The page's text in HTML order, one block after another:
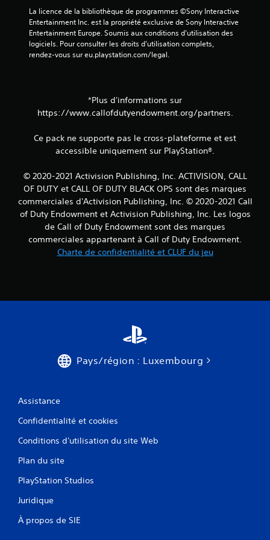
La licence de la bibliothèque de programmes ©Sony Interactive
Entertainment Inc. est la propriété exclusive de Sony Interactive
Entertainment Europe. Soumis aux conditions d’utilisation des
logiciels. Pour consulter les droits d’utilisation complets,
rendez-vous sur eu.playstation.com/legal.
*Plus d'informations sur
https://www.callofdutyendowment.org/partners.
Ce pack ne supporte pas le cross-plateforme et est
accessible uniquement sur PlayStation®.
© 2020-2021 Activision Publishing, Inc. ACTIVISION, CALL
OF DUTY et CALL OF DUTY BLACK OPS sont des marques
commerciales d'Activision Publishing, Inc. © 2020-2021 Call
of Duty Endowment et Activision Publishing, Inc. Les logos
de Call of Duty Endowment sont des marques
commerciales appartenant à Call of Duty Endowment.
Charte de confidentialité et CLUF du jeu
Pays/région : Luxembourg
Assistance
Confidentialité et cookies
Conditions d'utilisation du site Web
Plan du site
PlayStation Studios
Juridique
À propos de SIE